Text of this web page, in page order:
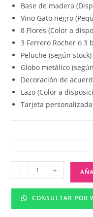
Base de madera
Vino Gato negro
8 Flores (Color a
3 Ferrero Rocher o 3
Peluche (según stock)
Globo metálico
Decoración de
Lazo (Color a
Tarjeta
- +
CONSULTAR POR